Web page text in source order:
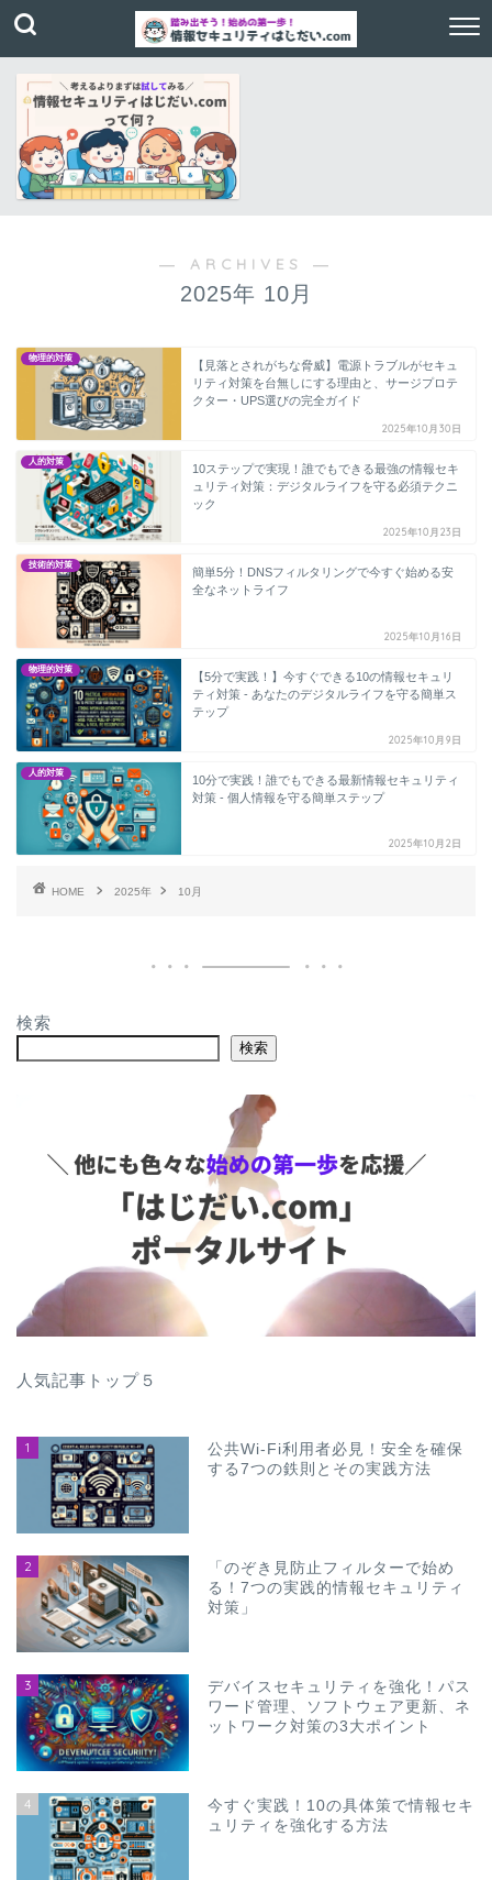
― ARCHIVES ―
2025年 10月
物理的対策
【見落とされがちな脅威】電源トラブルがセキュ
リティ対策を台無しにする理由と、サージプロテ
クター・UPS選びの完全ガイド
2025年10月30日
人的対策
10ステップで実現！誰でもできる最強の情報セキ
ュリティ対策：デジタルライフを守る必須テクニ
ック
2025年10月23日
技術的対策
簡単5分！DNSフィルタリングで今すぐ始める安
全なネットライフ
2025年10月16日
物理的対策
【5分で実践！】今すぐできる10の情報セキュリ
ティ対策 - あなたのデジタルライフを守る簡単ス
テップ
2025年10月9日
人的対策
10分で実践！誰でもできる最新情報セキュリティ
対策 - 個人情報を守る簡単ステップ
2025年10月2日
HOME 2025年 10月
検索
検索
人気記事トップ５
1
公共Wi-Fi利用者必見！安全を確保
する7つの鉄則とその実践方法
2
「のぞき見防止フィルターで始め
る！7つの実践的情報セキュリティ
対策」
3
デバイスセキュリティを強化！パス
ワード管理、ソフトウェア更新、ネ
ットワーク対策の3大ポイント
4
今すぐ実践！10の具体策で情報セキ
ュリティを強化する方法